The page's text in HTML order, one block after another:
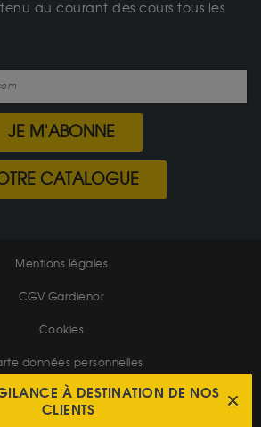
au courant des cours tous les
JE M'ABONNE
CATALOGUE
Mentions légales
CGV Gardienor
Cookies
données personnelles
générales de vente
À DESTINATION DE NOS
CLIENTS